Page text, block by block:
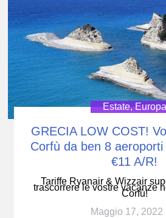
Estate,Europa
GRECIA LOW COST!
Corfù da ben 8 aeroporti
€11 A/R!
Tariffe Ryanair & Wizzair
trascorrere le vostre vacanze
Corfù!
Maggio 17, 2022